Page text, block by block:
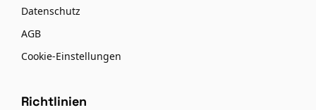
Datenschutz
AGB
Cookie-Einstellungen
Richtlinien